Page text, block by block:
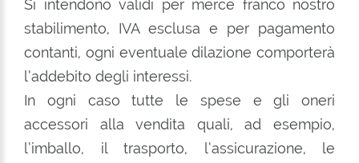
Si intendono validi per merce franco nostro
stabilimento, IVA esclusa e per pagamento
contanti, ogni eventuale dilazione comporterà
l’addebito degli interessi.
In ogni caso tutte le spese e gli oneri
accessori alla vendita quali, ad esempio,
l’imballo, il trasporto, l’assicurazione, le